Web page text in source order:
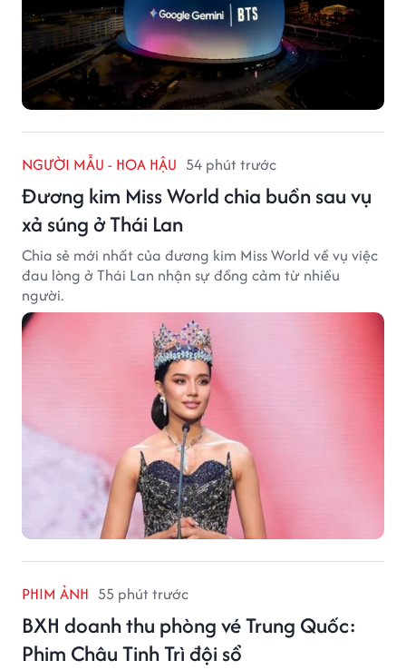
NGƯỜI MẪU - HOA HẬU 54 phút trước
Đương kim Miss World chia buồn sau vụ
xả súng ở Thái Lan
Chia sẻ mới nhất của đương kim Miss World về vụ việc
đau lòng ở Thái Lan nhận sự đồng cảm từ nhiều
người.
PHIM ẢNH 55 phút trước
BXH doanh thu phòng vé Trung Quốc:
Phim Châu Tinh Trì đội sổ